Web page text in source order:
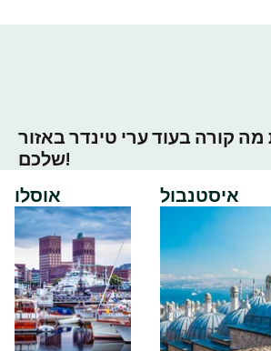
מה קורה בעוד ערי טינדר באזור
שלכם!
אוסלו
איסטנבול